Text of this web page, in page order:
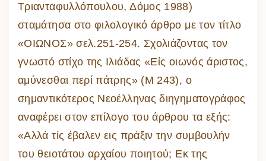
Τριανταφυλλόπουλου, Δόμος 1988)
σταμάτησα στο φιλολογικό άρθρο με τον τίτλο
«ΟΙΩΝΟΣ» σελ.251-254. Σχολιάζοντας τον
γνωστό στίχο της Ιλιάδας «Είς οιωνός άριστος,
αμύνεσθαι περί πάτρης» (Μ 243), ο
σημαντικότερος Νεοέλληνας διηγηματογράφος
αναφέρει στον επίλογο του άρθρου τα εξής:
«Αλλά τίς έβαλεν εις πράξιν την συμβουλήν
του θειοτάτου αρχαίου ποιητού; Εκ της